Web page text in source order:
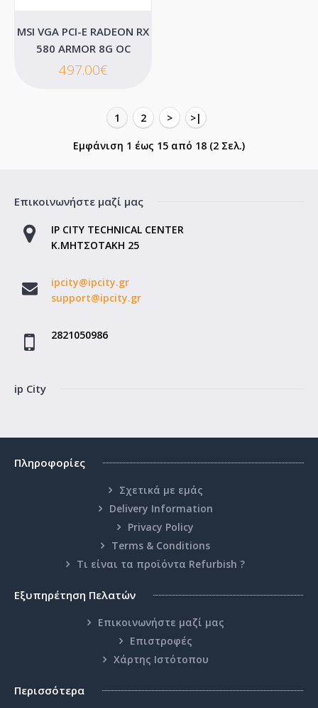
MSI VGA PCI-E NVIDIA GF GT 710 (GT710-
MSI VGA PCI-E NVIDIA GeForce® GT 710 (GT710-2GD3HLP)..
2G
MSI VGA PCI-E RADEON RX
580 ARMOR 8G OC
497.00€
1 2 > >|
Εμφάνιση 1 έως 15 από 18 (2 Σελ.)
Επικοινωνήστε μαζί μας
IP CITY TECHNICAL CENTER
Κ.ΜΗΤΣΟΤΑΚΗ 25
ipcity@ipcity.gr
support@ipcity.gr
2821050986
ip City
Πληροφορίες
Σχετικά με εμάς
Delivery Information
Privacy Policy
Terms & Conditions
Τι είναι τα προϊόντα Refurbish ?
Εξυπηρέτηση Πελατών
Επικοινωνήστε μαζί μας
Επιστροφές
Χάρτης Ιστότοπου
Περισσότερα